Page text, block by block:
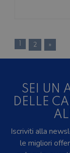
2 »
SEI UN
DELLE
Iscriviti alla
le migliori